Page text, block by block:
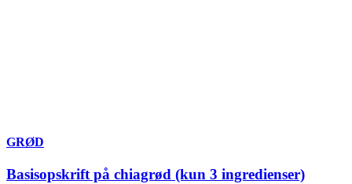
GRØD
Basisopskrift på chiagrød (kun 3 ingredienser)